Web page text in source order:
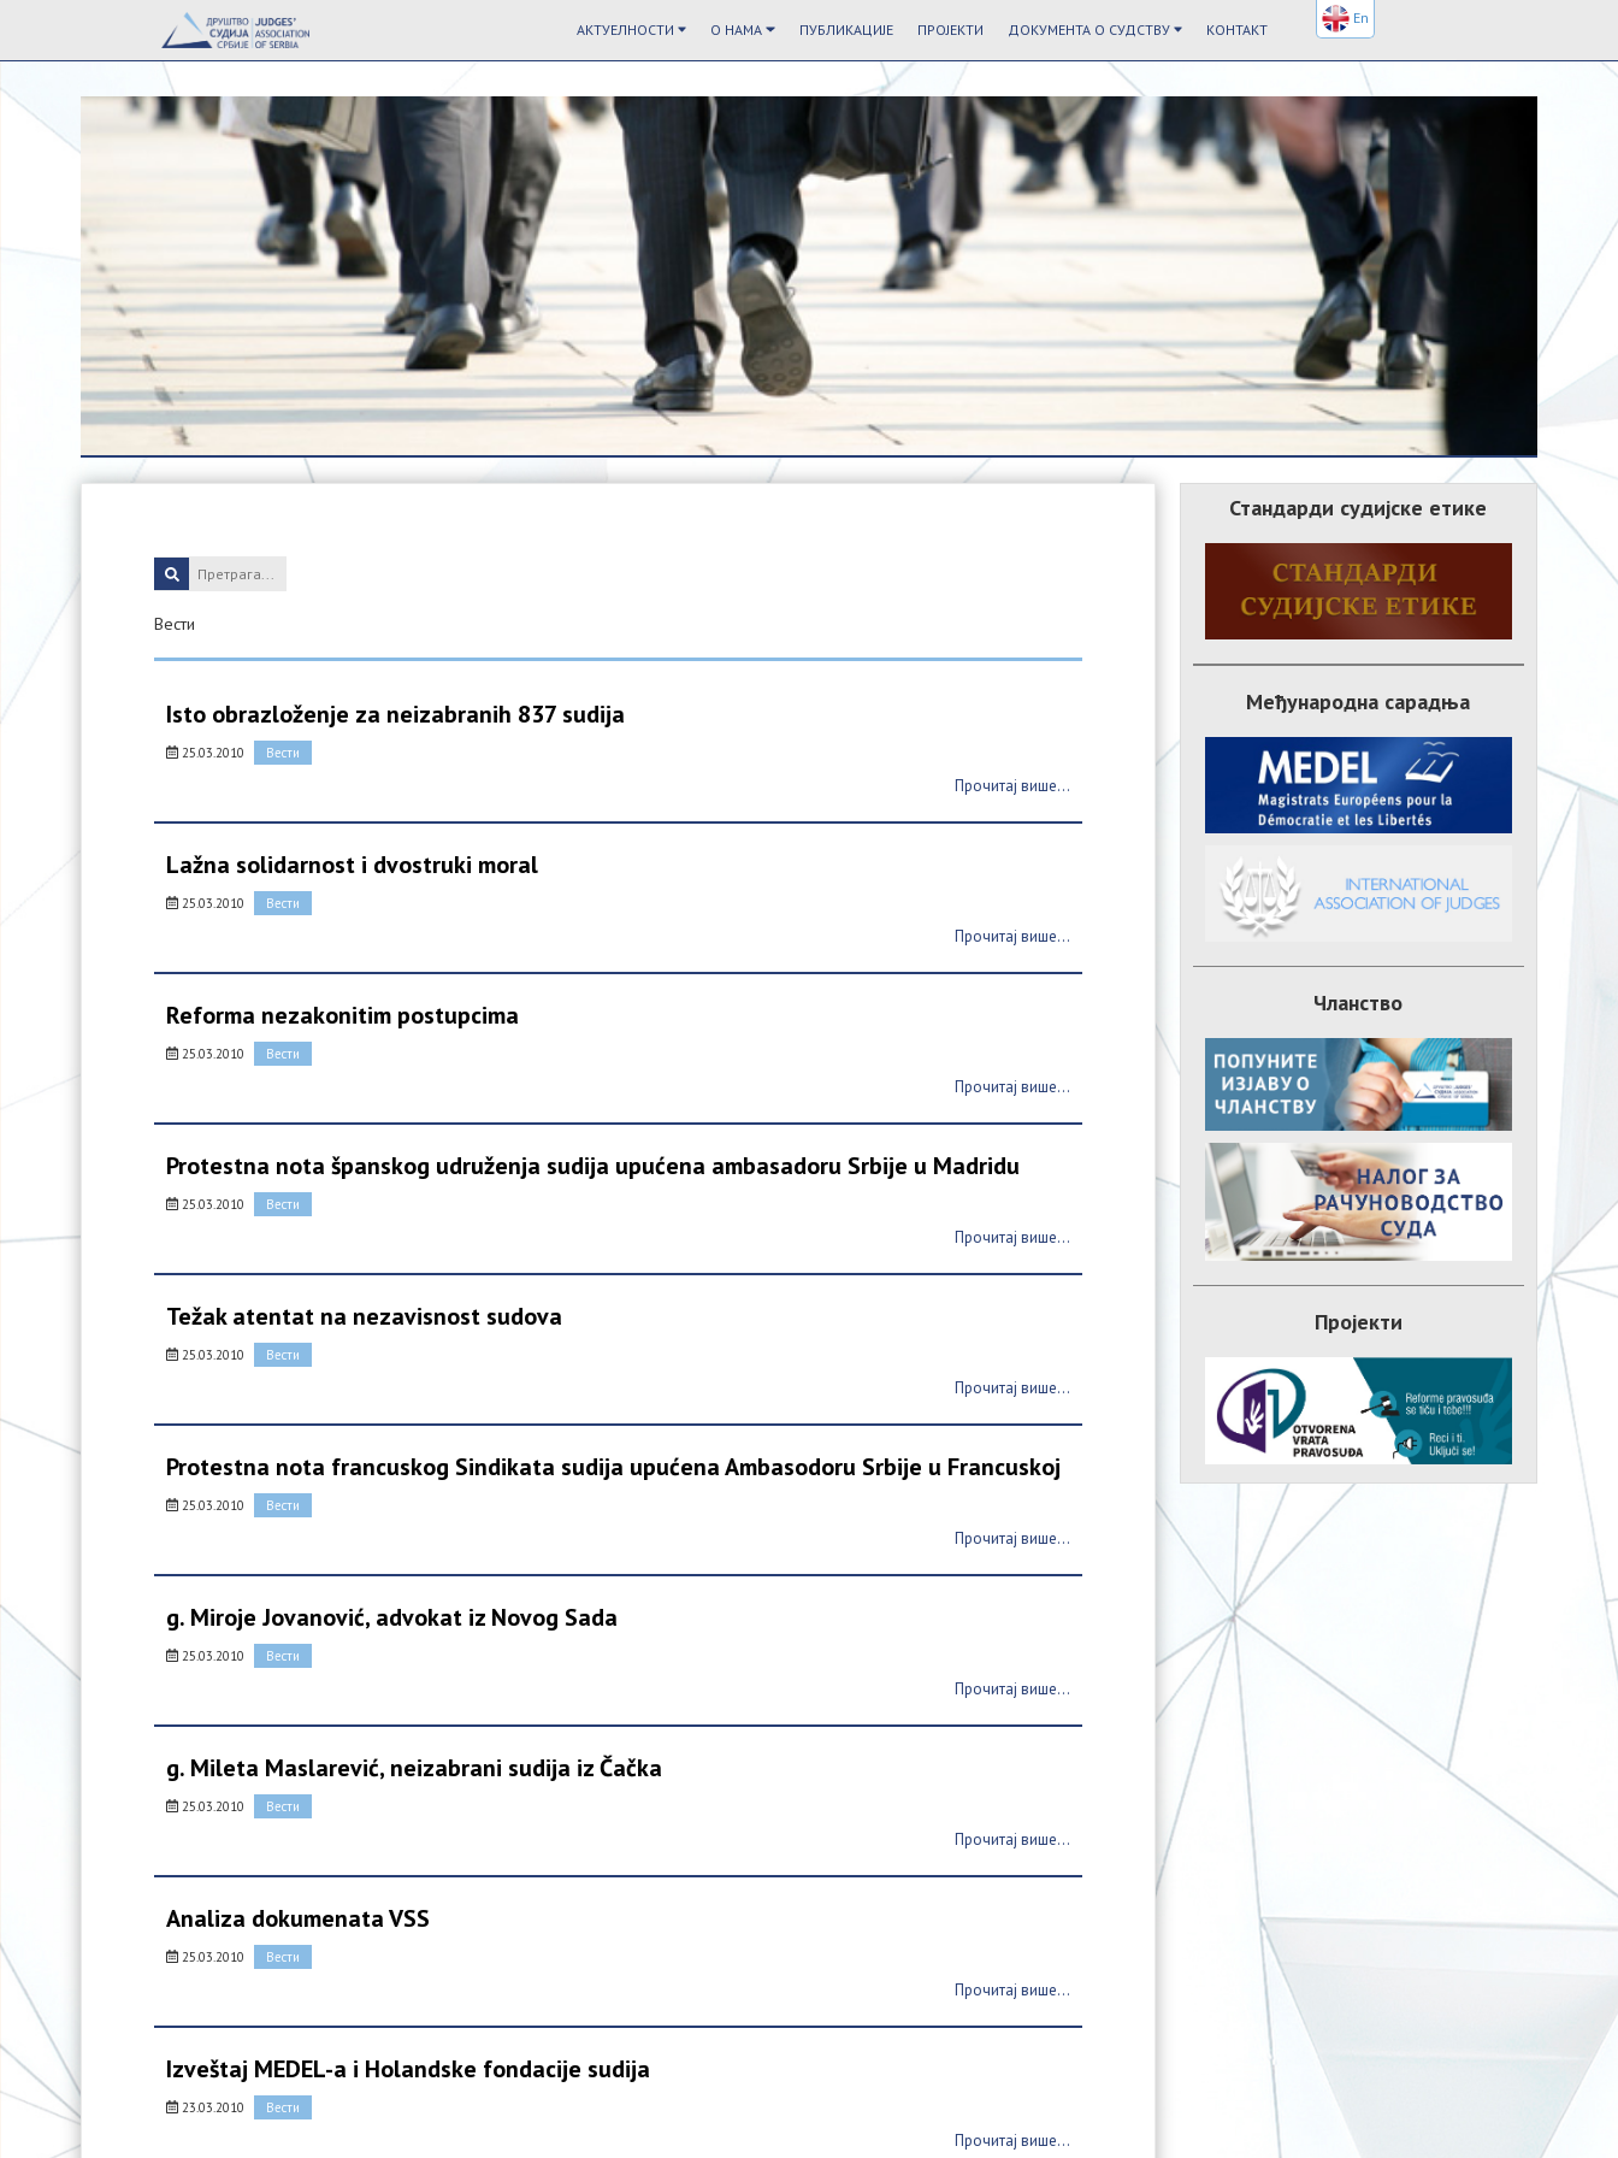
АКТУЕЛНОСТИ О НАМА ПУБЛИКАЦИЈЕ ПРОЈЕКТИ ДОКУМЕНТА О СУДСТВУ КОНТАКТ
Вести
Isto obrazloženje za neizabranih 837 sudija
25.03.2010 Вести
Прочитај више...
Lažna solidarnost i dvostruki moral
25.03.2010 Вести
Прочитај више...
Reforma nezakonitim postupcima
25.03.2010 Вести
Прочитај више...
Protestna nota španskog udruženja sudija upućena ambasadoru Srbije u Madridu
25.03.2010 Вести
Прочитај више...
Težak atentat na nezavisnost sudova
25.03.2010 Вести
Прочитај више...
Protestna nota francuskog Sindikata sudija upućena Ambasodoru Srbije u Francuskoj
25.03.2010 Вести
Прочитај више...
g. Miroje Jovanović, advokat iz Novog Sada
25.03.2010 Вести
Прочитај више...
g. Mileta Maslarević, neizabrani sudija iz Čačka
25.03.2010 Вести
Прочитај више...
Analiza dokumenata VSS
25.03.2010 Вести
Прочитај више...
Izveštaj MEDEL-a i Holandske fondacije sudija
23.03.2010 Вести
Прочитај више...
Стандарди судијске етике
Међународна сарадња
Чланство
Пројекти
En